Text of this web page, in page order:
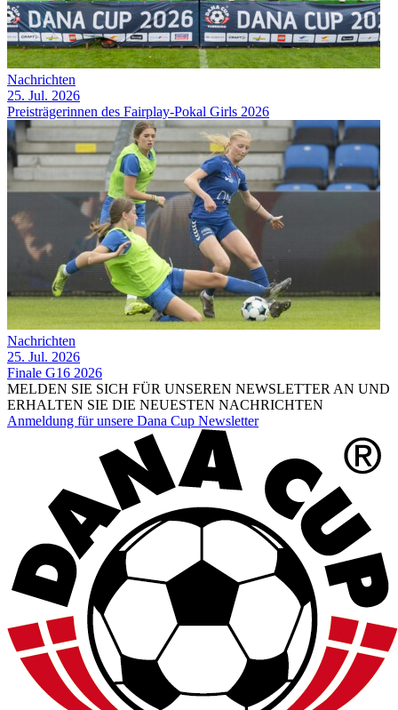
Nachrichten
25. Jul. 2026
Preisträgerinnen des Fairplay-Pokal Girls 2026
Nachrichten
25. Jul. 2026
Finale G16 2026
MELDEN SIE SICH FÜR UNSEREN NEWSLETTER AN UND
ERHALTEN SIE DIE NEUESTEN NACHRICHTEN
Anmeldung für unsere Dana Cup Newsletter